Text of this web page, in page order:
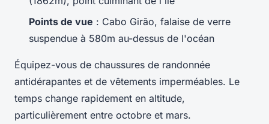
Points de vue : Cabo Girão, falaise de verre
suspendue à 580m au-dessus de l'océan
Équipez-vous de chaussures de randonnée
antidérapantes et de vêtements imperméables. Le
temps change rapidement en altitude,
particulièrement entre octobre et mars.